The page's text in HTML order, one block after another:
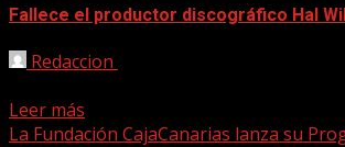
Fallece el productor discográfico Hal
Redaccion
Leer más
La Fundación CajaCanarias lanza su